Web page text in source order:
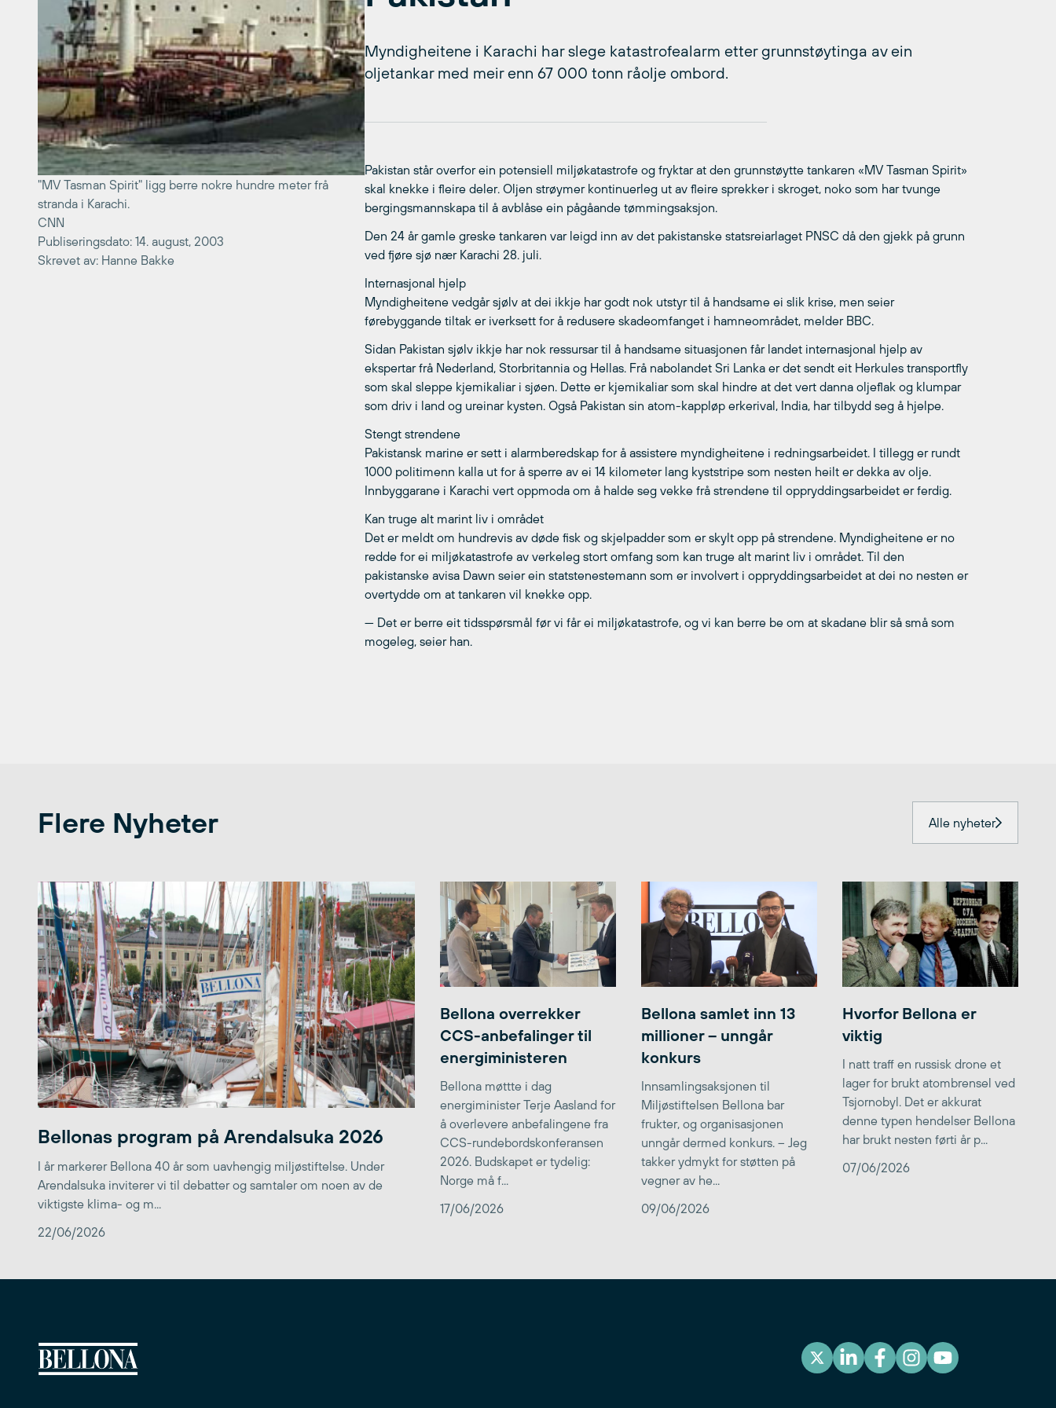
"MV Tasman Spirit" ligg berre nokre hundre meter frå
stranda i Karachi.
CNN
Publiseringsdato: 14. august, 2003
Skrevet av: Hanne Bakke
Myndigheitene i Karachi har slege katastrofealarm etter grunnstøytinga av ein
oljetankar med meir enn 67 000 tonn råolje ombord.
Pakistan står overfor ein potensiell miljøkatastrofe og fryktar at den grunnstøytte tankaren «MV Tasman Spirit»
skal knekke i fleire deler. Oljen strøymer kontinuerleg ut av fleire sprekker i skroget, noko som har tvunge
bergingsmannskapa til å avblåse ein pågåande tømmingsaksjon.
Den 24 år gamle greske tankaren var leigd inn av det pakistanske statsreiarlaget PNSC då den gjekk på grunn
ved fjøre sjø nær Karachi 28. juli.
Internasjonal hjelp
Myndigheitene vedgår sjølv at dei ikkje har godt nok utstyr til å handsame ei slik krise, men seier
førebyggande tiltak er iverksett for å redusere skadeomfanget i hamneområdet, melder BBC.
Sidan Pakistan sjølv ikkje har nok ressursar til å handsame situasjonen får landet internasjonal hjelp av
ekspertar frå Nederland, Storbritannia og Hellas. Frå nabolandet Sri Lanka er det sendt eit Herkules transportfly
som skal sleppe kjemikaliar i sjøen. Dette er kjemikaliar som skal hindre at det vert danna oljeflak og klumpar
som driv i land og ureinar kysten. Også Pakistan sin atom-kappløp erkerival, India, har tilbydd seg å hjelpe.
Stengt strendene
Pakistansk marine er sett i alarmberedskap for å assistere myndigheitene i redningsarbeidet. I tillegg er rundt
1000 politimenn kalla ut for å sperre av ei 14 kilometer lang kyststripe som nesten heilt er dekka av olje.
Innbyggarane i Karachi vert oppmoda om å halde seg vekke frå strendene til oppryddingsarbeidet er ferdig.
Kan truge alt marint liv i området
Det er meldt om hundrevis av døde fisk og skjelpadder som er skylt opp på strendene. Myndigheitene er no
redde for ei miljøkatastrofe av verkeleg stort omfang som kan truge alt marint liv i området. Til den
pakistanske avisa Dawn seier ein statstenestemann som er involvert i oppryddingsarbeidet at dei no nesten er
overtydde om at tankaren vil knekke opp.
— Det er berre eit tidsspørsmål før vi får ei miljøkatastrofe, og vi kan berre be om at skadane blir så små som
mogeleg, seier han.
Flere Nyheter Alle nyheter
Bellonas program på Arendalsuka 2026
I år markerer Bellona 40 år som uavhengig miljøstiftelse. Under
Arendalsuka inviterer vi til debatter og samtaler om noen av de
viktigste klima- og m...
22/06/2026
Bellona overrekker
CCS-anbefalinger til
energiministeren
Bellona møttte i dag
energiminister Terje Aasland for
å overlevere anbefalingene fra
CCS-rundebordskonferansen
2026. Budskapet er tydelig:
Norge må f...
17/06/2026
Bellona samlet inn 13
millioner – unngår
konkurs
Innsamlingsaksjonen til
Miljøstiftelsen Bellona bar
frukter, og organisasjonen
unngår dermed konkurs. – Jeg
takker ydmykt for støtten på
vegner av he...
09/06/2026
Hvorfor Bellona er
viktig
I natt traff en russisk drone et
lager for brukt atombrensel ved
Tsjornobyl. Det er akkurat
denne typen hendelser Bellona
har brukt nesten førti år p...
07/06/2026